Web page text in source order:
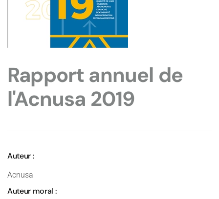
Rapport annuel de
l'Acnusa 2019
Auteur :
Acnusa
Auteur moral :